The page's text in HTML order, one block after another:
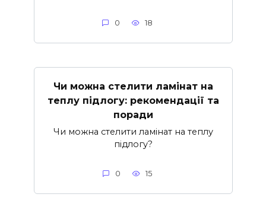
0 18
Чи можна стелити ламінат на
теплу підлогу: рекомендації та
поради
Чи можна стелити ламінат на теплу
підлогу?
0 15